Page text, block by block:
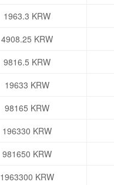
1963.3 KRW
4908.25 KRW
9816.5 KRW
19633 KRW
98165 KRW
196330 KRW
981650 KRW
1963300 KRW